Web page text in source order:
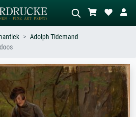
– bijv.
Beschrijf de scène – bijv. groene
weide, abstract met veel rood, donker
olieverfschilderij, staand naakt naast
een boom.
Adolph Tidemand